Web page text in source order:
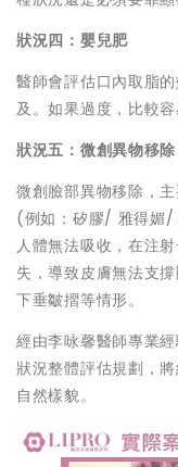
狀況四：嬰兒肥
醫師會評估口內取脂
及。如果過度，比較
狀況五：微創異物移除
微創臉部異物移除，
(例如：矽膠/ 雅得媚/
人體無法吸收，在注
失，導致皮膚無法支
下垂皺摺等情形。
經由李咏馨醫師專業
狀況整體評估規劃，
自然樣貌。